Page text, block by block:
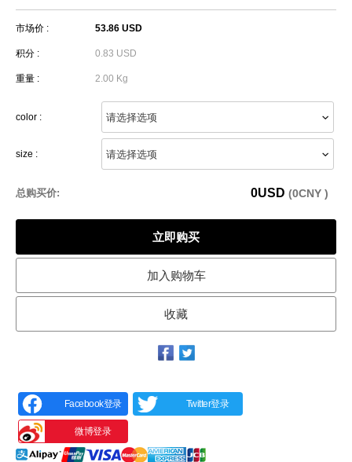
市场价 : 53.86 USD
积分 : 0.83 USD
重量 : 2.00 Kg
color :
size :
总购买价: 0USD (0CNY )
立即购买
加入购物车
收藏
Facebook登录 Twitter登录
微博登录